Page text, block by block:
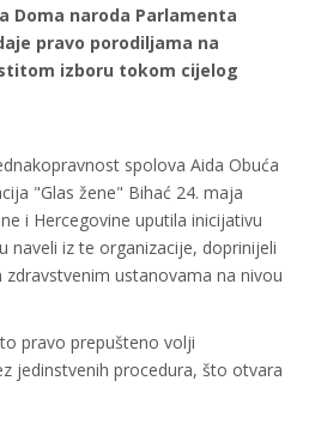
Doma naroda Parlamenta
pravo porodiljama na
izboru tokom cijelog
spolova Aida Obuća
"Glas žene" Bihać 24. maja
i Hercegovine uputila inicijativu
naveli iz te organizacije, doprinijeli
ustanovama na nivou
pravo prepušteno volji
jedinstvenih procedura, što otvara